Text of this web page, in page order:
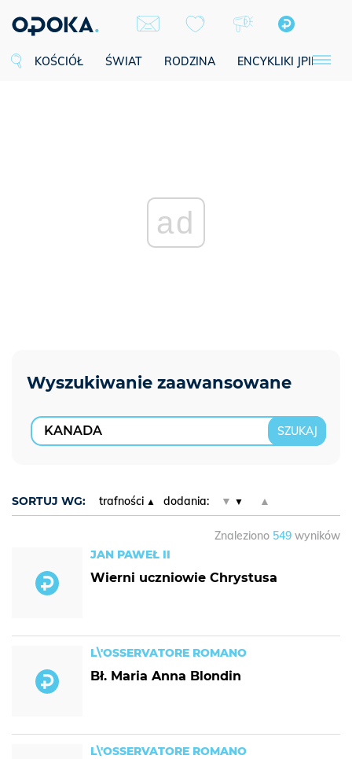
KOŚCIÓŁ ŚWIAT RODZINA ENCYKLIKI JPII
ad
SORTUJ WG: trafności dodania: ▼ ▲
Znaleziono 549 wyników
JAN PAWEŁ II
Wierni uczniowie Chrystusa
L\'OSSERVATORE ROMANO
Bł. Maria Anna Blondin
L\'OSSERVATORE ROMANO